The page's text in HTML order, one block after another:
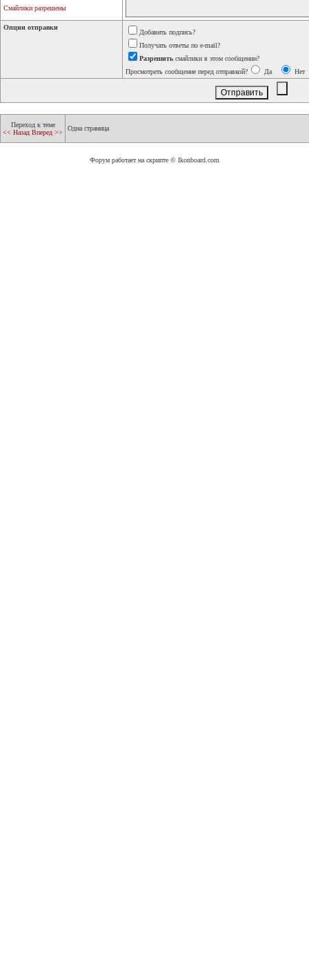
Смайлики разрешены
Опции отправки
Добавить подпись?
Получать ответы по e-mail?
Разрешить смайлики в этом сообщении?
Просмотреть сообщение перед отправкой?
Да Нет
Переход к теме
<< Назад Вперед >>
Одна страница
Форум работает на скрипте © Ikonboard.com